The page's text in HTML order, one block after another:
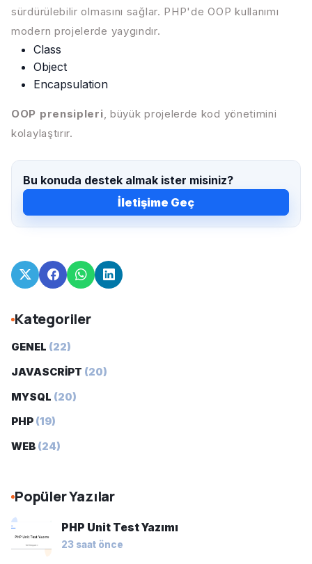
sürdürülebilir olmasını sağlar. PHP'de OOP kullanımı
modern projelerde yaygındır.
Class
Object
Encapsulation
OOP prensipleri, büyük projelerde kod yönetimini
kolaylaştırır.
Bu konuda destek almak ister misiniz?
İletişime Geç
Kategoriler
GENEL (22)
JAVASCRİPT (20)
MYSQL (20)
PHP (19)
WEB (24)
Popüler Yazılar
PHP Unit Test Yazımı
23 saat önce